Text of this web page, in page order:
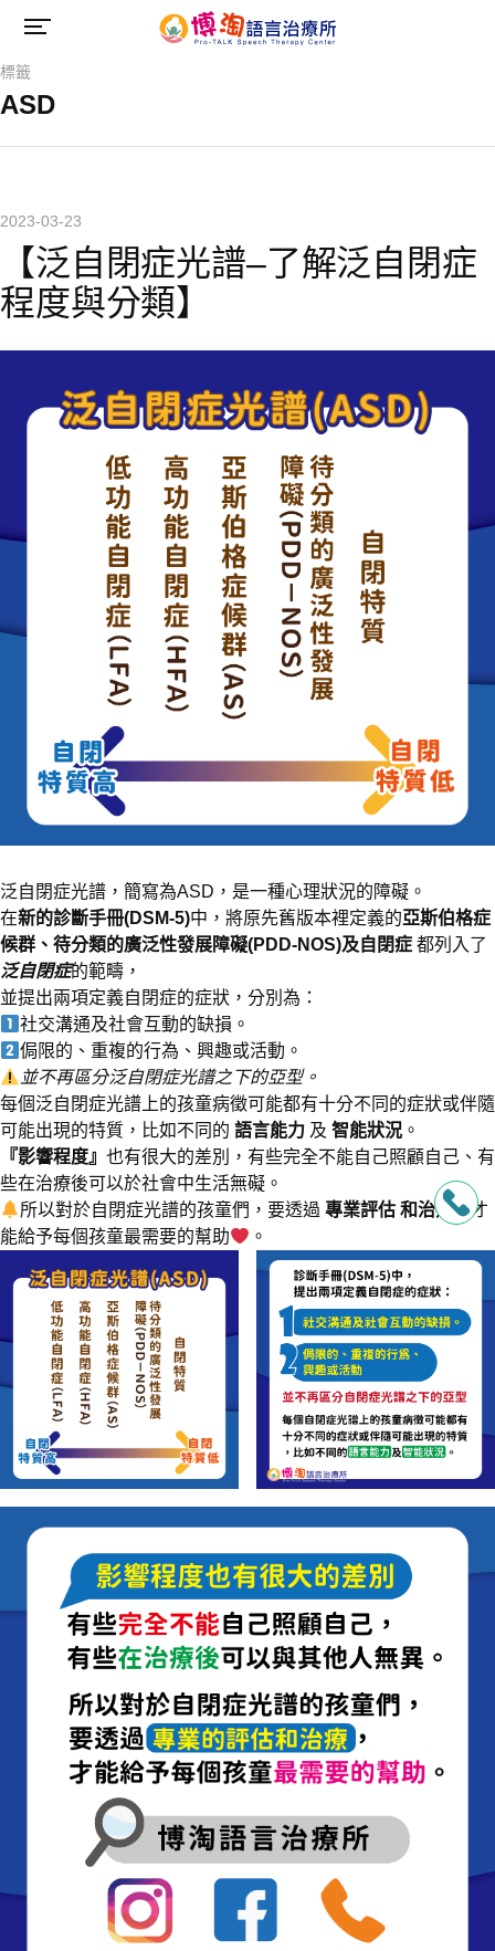
標籤
ASD
2023-03-23
【泛自閉症光譜–了解泛自閉症
程度與分類】
泛自閉症光譜，簡寫為ASD，是一種心理狀況的障礙。
在新的診斷手冊(DSM-5)中，將原先舊版本裡定義的亞斯伯格症
候群、待分類的廣泛性發展障礙(PDD-NOS)及自閉症 都列入了
泛自閉症的範疇，
並提出兩項定義自閉症的症狀，分別為：
社交溝通及社會互動的缺損。
侷限的、重複的行為、興趣或活動。
並不再區分泛自閉症光譜之下的亞型。
每個泛自閉症光譜上的孩童病徵可能都有十分不同的症狀或伴隨
可能出現的特質，比如不同的 語言能力 及 智能狀況 。
『影響程度』 也有很大的差別，有些完全不能自己照顧自己、有
些在治療後可以於社會中生活無礙。
所以對於自閉症光譜的孩童們，要透過專業評估 和治療，才
能給予每個孩童最需要的幫助
。